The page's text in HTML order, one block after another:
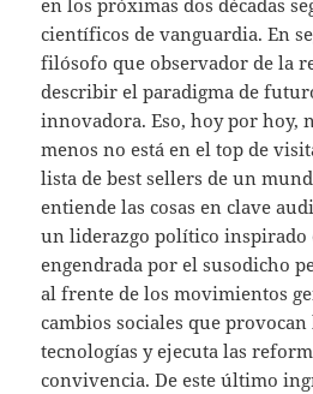
en los próximas dos décadas
científicos de vanguardia. En
filósofo que observador de la
describir el paradigma de
innovadora. Eso, hoy por hoy,
menos no está en el top de
lista de best sellers de un
entiende las cosas en clave
un liderazgo político inspirado
engendrada por el susodicho
al frente de los movimientos
cambios sociales que provocan
tecnologías y ejecuta las
convivencia. De este último